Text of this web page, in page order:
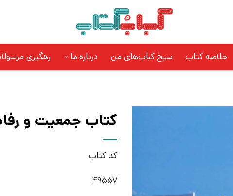
خلاصه کتاب سیخ کباب‌های من درباره ما رهگیری
کتاب جمعیت و
کد کتاب
49557